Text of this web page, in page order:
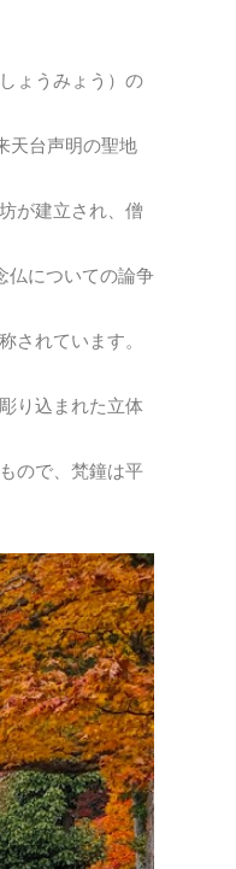
ょうみょう）の
天台声明の聖地
が建立され、僧
仏についての論争
されています。
り込まれた立体
ので、梵鐘は平